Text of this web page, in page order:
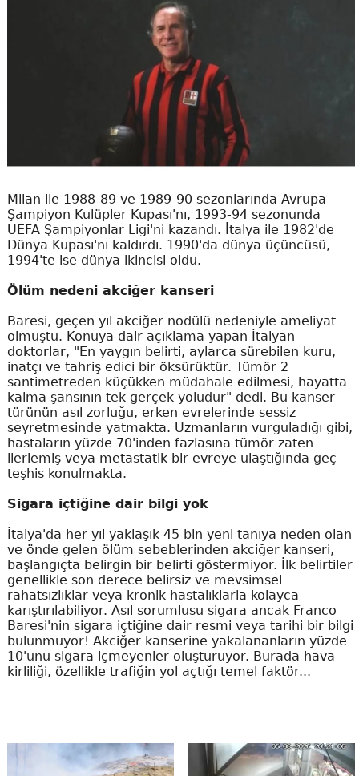
Milan ile 1988-89 ve 1989-90 sezonlarında Avrupa
Şampiyon Kulüpler Kupası'nı, 1993-94 sezonunda
UEFA Şampiyonlar Ligi'ni kazandı. İtalya ile 1982'de
Dünya Kupası'nı kaldırdı. 1990'da dünya üçüncüsü,
1994'te ise dünya ikincisi oldu.
Ölüm nedeni akciğer kanseri
Baresi, geçen yıl akciğer nodülü nedeniyle ameliyat
olmuştu. Konuya dair açıklama yapan İtalyan
doktorlar, "En yaygın belirti, aylarca sürebilen kuru,
inatçı ve tahriş edici bir öksürüktür. Tümör 2
santimetreden küçükken müdahale edilmesi, hayatta
kalma şansının tek gerçek yoludur" dedi. Bu kanser
türünün asıl zorluğu, erken evrelerinde sessiz
seyretmesinde yatmakta. Uzmanların vurguladığı gibi,
hastaların yüzde 70'inden fazlasına tümör zaten
ilerlemiş veya metastatik bir evreye ulaştığında geç
teşhis konulmakta.
Sigara içtiğine dair bilgi yok
İtalya'da her yıl yaklaşık 45 bin yeni tanıya neden olan
ve önde gelen ölüm sebeblerinden akciğer kanseri,
başlangıçta belirgin bir belirti göstermiyor. İlk belirtiler
genellikle son derece belirsiz ve mevsimsel
rahatsızlıklar veya kronik hastalıklarla kolayca
karıştırılabiliyor. Asıl sorumlusu sigara ancak Franco
Baresi'nin sigara içtiğine dair resmi veya tarihi bir bilgi
bulunmuyor! Akciğer kanserine yakalananların yüzde
10'unu sigara içmeyenler oluşturuyor. Burada hava
kirliliği, özellikle trafiğin yol açtığı temel faktör...